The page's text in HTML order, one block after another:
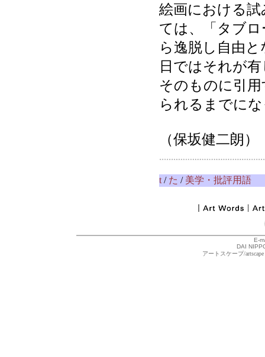
絵画における
ては、「タブ
ら逸脱し自由
日ではそれが
そのものに引
られるまでに
（保坂健二朗）
t/ た / 美学・批評用語
E-
DAI
アートスケープ/